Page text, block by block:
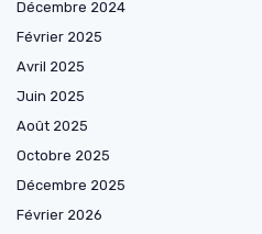
Décembre 2024
Février 2025
Avril 2025
Juin 2025
Août 2025
Octobre 2025
Décembre 2025
Février 2026